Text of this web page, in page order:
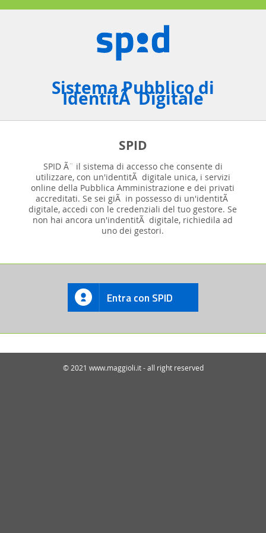
Sistema Pubblico di
IdentitÃ Digitale
SPID
SPID Ã¨ il sistema di accesso che consente di
utilizzare, con un'identitÃ digitale unica, i servizi
online della Pubblica Amministrazione e dei privati
accreditati. Se sei giÃ in possesso di un'identitÃ
digitale, accedi con le credenziali del tuo gestore. Se
non hai ancora un'indentitÃ digitale, richiedila ad
uno dei gestori.
Entra con SPID
© 2021 www.maggioli.it - all right reserved